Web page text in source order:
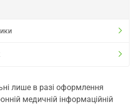
лише в разі оформлення
медичній інформаційній